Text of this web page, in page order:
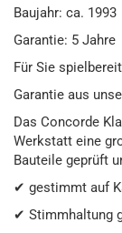
Baujahr: ca. 1993
Garantie: 5 Jahre
Für Sie
Garantie aus
Das Concorde
Werkstatt eine
Bauteile geprüft
✔ gestimmt auf
✔ Stimmhaltung